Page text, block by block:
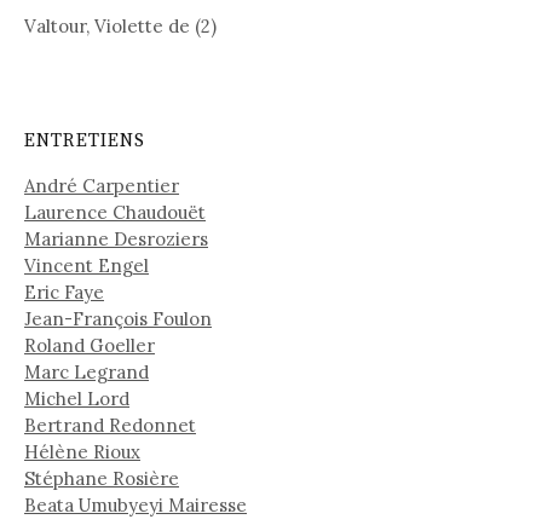
Valtour, Violette de (2)
ENTRETIENS
André Carpentier
Laurence Chaudouët
Marianne Desroziers
Vincent Engel
Eric Faye
Jean-François Foulon
Roland Goeller
Marc Legrand
Michel Lord
Bertrand Redonnet
Hélène Rioux
Stéphane Rosière
Beata Umubyeyi Mairesse